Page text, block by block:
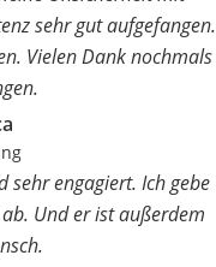
sehr gut aufgefangen.
Vielen Dank nochmals
engagiert. Ich gebe
Und er ist außerdem